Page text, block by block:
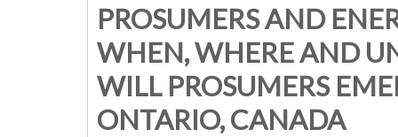
PROSUMERS AND
WHEN, WHERE AND
WILL PROSUMERS
ONTARIO, CANADA